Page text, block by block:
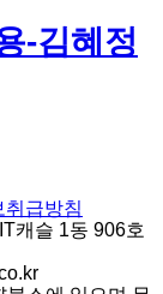
-김혜정
취급방침
캐슬 1동 906호